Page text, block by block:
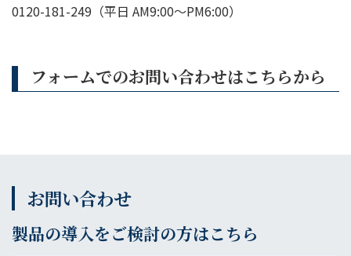
0120-181-249（平日 AM9:00〜PM6:00）
フォームでのお問い合わせはこちらから
お問い合わせ
製品の導入をご検討の方はこちら